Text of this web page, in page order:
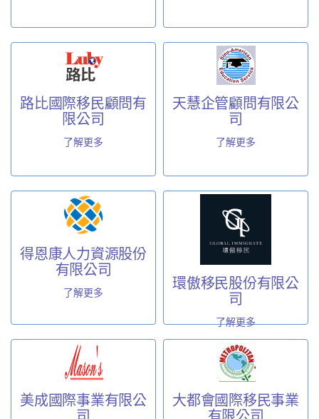
路比國際移民顧問有
限公司
了解更多
天慧企管顧問有限公
司
了解更多
得恩康人力資源股份
有限公司
了解更多
環傲移民股份有限公
司
了解更多
美成國際事業有限公
大都會國際移民事業